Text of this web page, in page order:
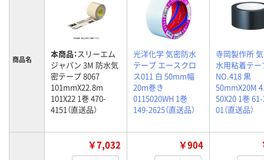
商品名 本商品：スリーエム
ジャパン 3M 防水気
密テープ 8067
101mmX22.8m
101X22 1巻 470-
4151（直送品）
光洋化学 気密防水
テープ エースクロ
ス011 白 50mm幅
20m巻き
0115020WH 1巻
149-2625（直送品）
寺岡製作所
水用粘着テー
NO.418 黒
50mmX20M
50X20 1巻
01（直送品）
￥7,032 ￥904